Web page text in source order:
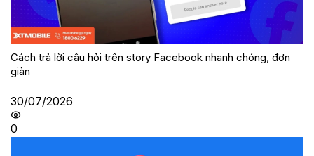
Cách trả lời câu hỏi trên story Facebook nhanh chóng, đơn
giản
30/07/2026
0